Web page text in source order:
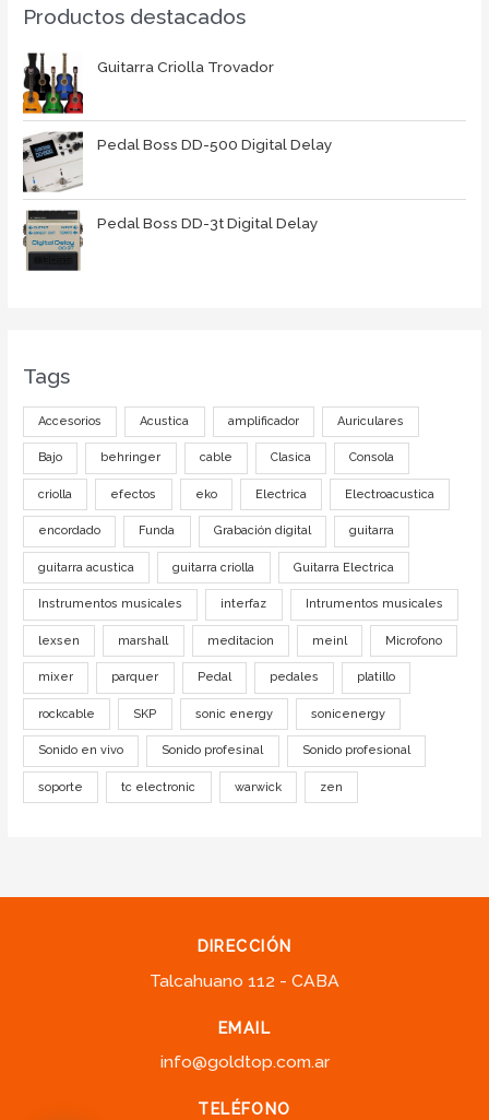
Productos destacados
Guitarra Criolla Trovador
Pedal Boss DD-500 Digital Delay
Pedal Boss DD-3t Digital Delay
Tags
Accesorios Acustica amplificador Auriculares
Bajo behringer cable Clasica Consola
criolla efectos eko Electrica Electroacustica
encordado Funda Grabación digital guitarra
guitarra acustica guitarra criolla Guitarra Electrica
Instrumentos musicales interfaz Intrumentos musicales
lexsen marshall meditacion meinl Microfono
mixer parquer Pedal pedales platillo
rockcable SKP sonic energy sonicenergy
Sonido en vivo Sonido profesinal Sonido profesional
soporte tc electronic warwick zen
DIRECCIÓN
Talcahuano 112 - CABA
EMAIL
info@goldtop.com.ar
TELÉFONO